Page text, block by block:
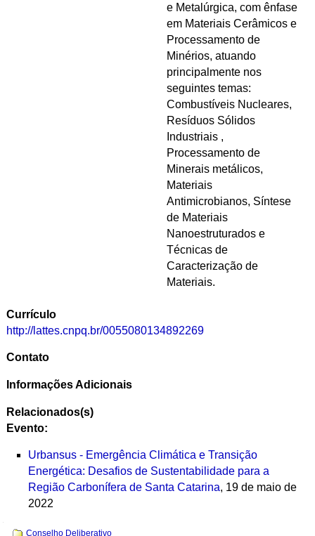
e Metalúrgica, com ênfase
em Materiais Cerâmicos e
Processamento de
Minérios, atuando
principalmente nos
seguintes temas:
Combustíveis Nucleares,
Resíduos Sólidos
Industriais ,
Processamento de
Minerais metálicos,
Materiais
Antimicrobianos, Síntese
de Materiais
Nanoestruturados e
Técnicas de
Caracterização de
Materiais.
Currículo
http://lattes.cnpq.br/0055080134892269
Contato
Informações Adicionais
Relacionados(s)
Evento:
Urbansus - Emergência Climática e Transição
Energética: Desafios de Sustentabilidade para a
Região Carbonífera de Santa Catarina, 19 de maio de
2022
Navegação
Conselho Deliberativo